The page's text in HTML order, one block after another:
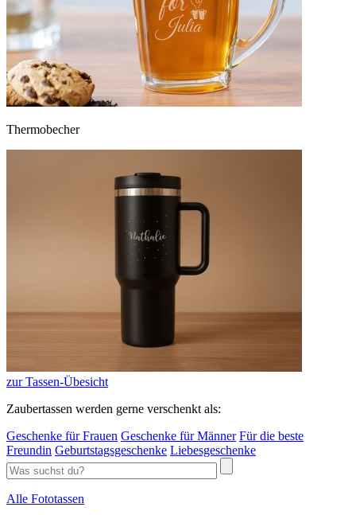
Thermobecher
zur Tassen-Übesicht
Zaubertassen werden gerne verschenkt als:
Geschenke für Frauen Geschenke für Männer Für die beste
Freundin Geburtstagsgeschenke Liebesgeschenke
Alle Fototassen